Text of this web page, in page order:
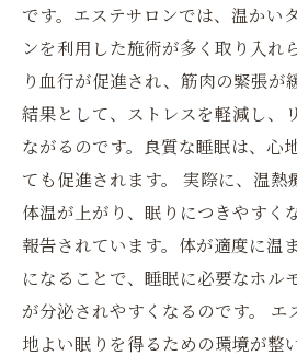
です。エステサロンでは、温かい
ンを利用した施術が多く取り入れ
り血行が促進され、筋肉の緊張が
結果として、ストレスを軽減し、
ながるのです。良質な睡眠は、心
ても促進されます。 実際に、温熱
体温が上がり、眠りにつきやすく
報告されています。体が適度に温
になることで、睡眠に必要なホル
が分泌されやすくなるのです。 エ
地よい眠りを得るための環境が整